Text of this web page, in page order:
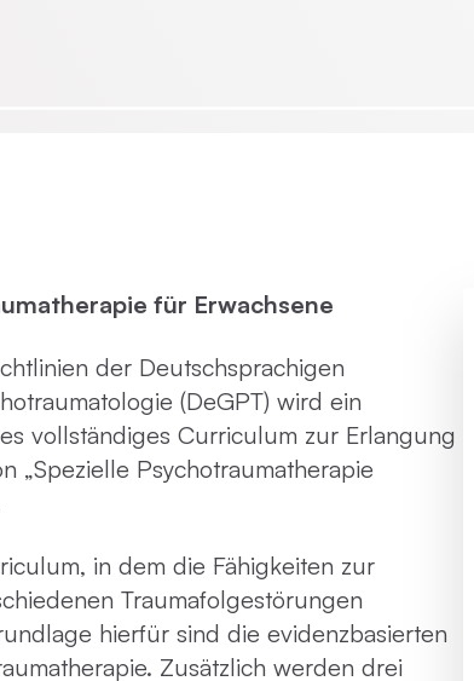
für Erwachsene
der Deutschsprachigen
(DeGPT) wird ein
vollständiges Curriculum zur Erlangung
„Spezielle Psychotraumatherapie
in dem die Fähigkeiten zur
Traumafolgestörungen
hierfür sind die evidenzbasierten
Zusätzlich werden drei